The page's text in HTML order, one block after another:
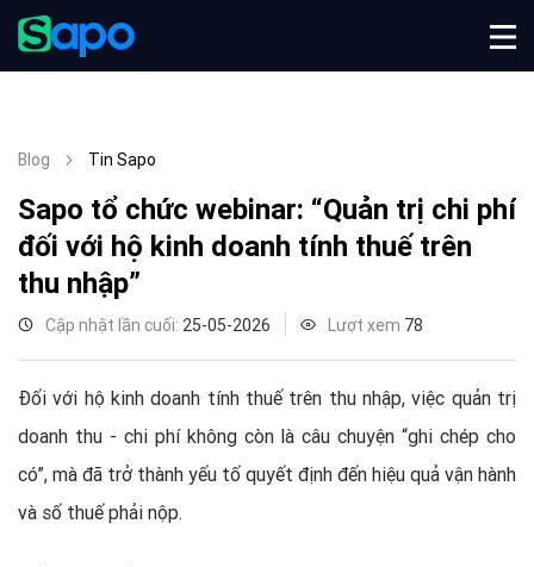
Blog Tin Sapo
Sapo tổ chức webinar: “Quản trị chi phí
đối với hộ kinh doanh tính thuế trên
thu nhập”
Cập nhật lần cuối: 25-05-2026 Lượt xem 78
Đối với hộ kinh doanh tính thuế trên thu nhập, việc quản trị
doanh thu - chi phí không còn là câu chuyện “ghi chép cho
có”, mà đã trở thành yếu tố quyết định đến hiệu quả vận hành
và số thuế phải nộp.